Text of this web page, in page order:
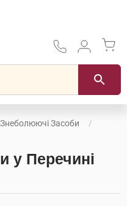
Знеболюючі Засоби
у Перечині